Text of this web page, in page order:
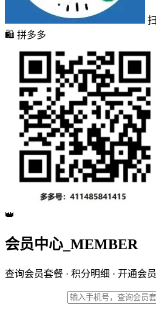
🛍️ 拼多多
👑
会员中心_MEMBER
查询会员套餐 · 积分明细 · 开通会员